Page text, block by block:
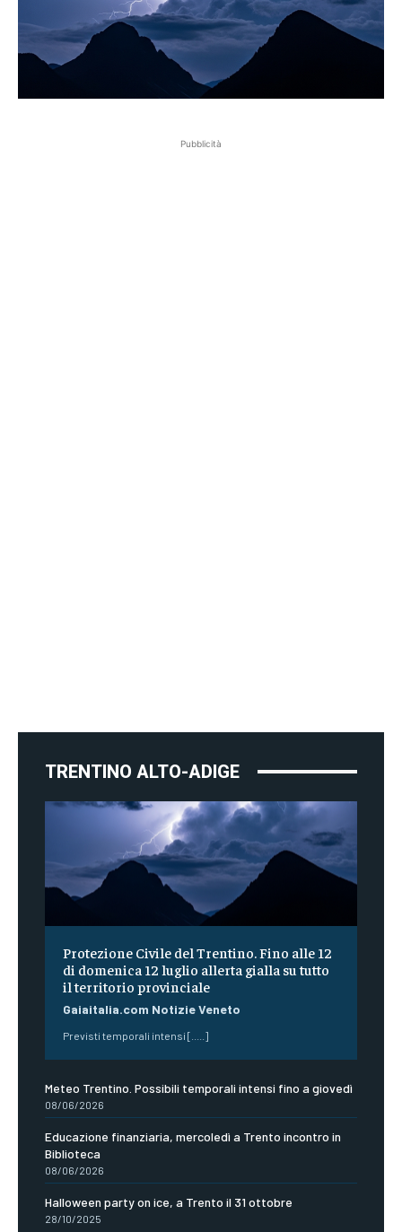
Pubblicità
TRENTINO ALTO-ADIGE
Protezione Civile del Trentino. Fino alle 12
di domenica 12 luglio allerta gialla su tutto
il territorio provinciale
Gaiaitalia.com Notizie Veneto
Previsti temporali intensi [.....]
Meteo Trentino. Possibili temporali intensi fino a giovedì
08/06/2026
Educazione finanziaria, mercoledì a Trento incontro in
Biblioteca
08/06/2026
Halloween party on ice, a Trento il 31 ottobre
28/10/2025